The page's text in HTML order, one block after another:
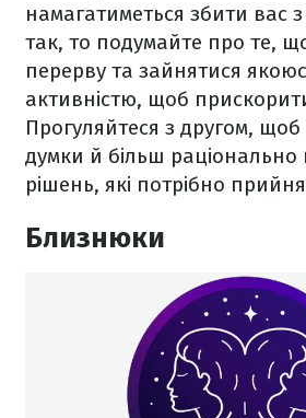
намагатиметься збити вас
так, то подумайте про те,
перерву та зайнятися
активністю, щоб
Прогуляйтеся з другом,
думки й більш раціонально
рішень, які потрібно
Близнюки